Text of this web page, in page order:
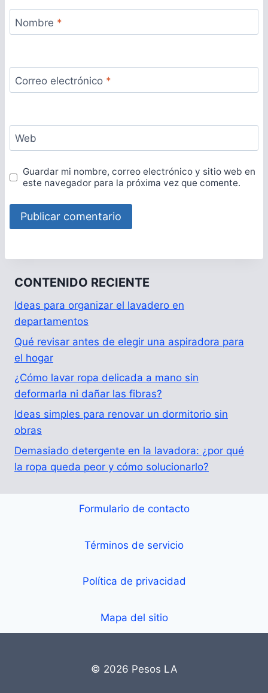
Nombre *
Correo electrónico *
Web
Guardar mi nombre, correo electrónico y sitio web en
este navegador para la próxima vez que comente.
CONTENIDO RECIENTE
Ideas para organizar el lavadero en
departamentos
Qué revisar antes de elegir una aspiradora para
el hogar
¿Cómo lavar ropa delicada a mano sin
deformarla ni dañar las fibras?
Ideas simples para renovar un dormitorio sin
obras
Demasiado detergente en la lavadora: ¿por qué
la ropa queda peor y cómo solucionarlo?
Formulario de contacto
Términos de servicio
Política de privacidad
Mapa del sitio
© 2026 Pesos LA